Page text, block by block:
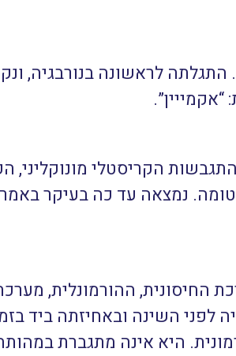
לראשונה בנורבגיה,
חצי שקופה עד אטומה. נמצאה עד כה בעיקר
החיסונית, ההורמונלית,
לפני השינה ובאחיזתה ביד
היא אינה מתגברת